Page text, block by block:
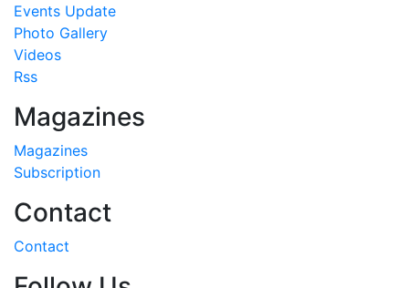
Events Update
Photo Gallery
Videos
Rss
Magazines
Magazines
Subscription
Contact
Contact